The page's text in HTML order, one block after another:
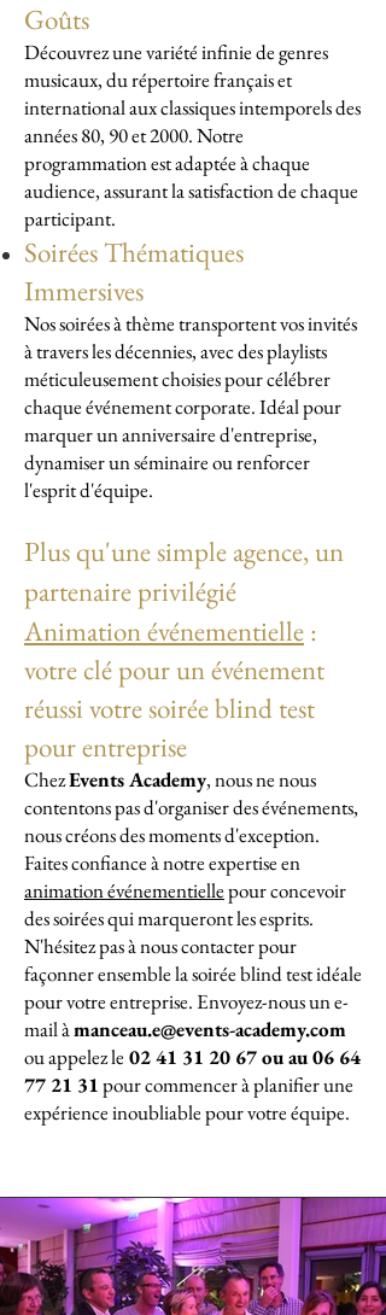
Goûts
Découvrez une variété infinie de genres
musicaux, du répertoire français et
international aux classiques intemporels des
années 80, 90 et 2000. Notre
programmation est adaptée à chaque
audience, assurant la satisfaction de chaque
participant.
Soirées Thématiques
Immersives
Nos soirées à thème transportent vos invités
à travers les décennies, avec des playlists
méticuleusement choisies pour célébrer
chaque événement corporate. Idéal pour
marquer un anniversaire d'entreprise,
dynamiser un séminaire ou renforcer
l'esprit d'équipe.
Plus qu'une simple agence, un
partenaire privilégié
Animation événementielle :
votre clé pour un événement
réussi votre soirée blind test
pour entreprise
ChezEvents Academy, nous ne nous
contentons pas d'organiser des événements,
nous créons des moments d'exception.
Faites confiance à notre expertise en
animation événementiellepour concevoir
des soirées qui marqueront les esprits.
N'hésitez pas à nous contacter pour
façonner ensemble la soirée blind test idéale
pour votre entreprise. Envoyez-nous un e-
mail àmanceau.e@events-academy.com
ou appelez le 02 41 31 20 67ou au06 64
77 21 31pour commencer à planifier une
expérience inoubliable pour votre équipe.